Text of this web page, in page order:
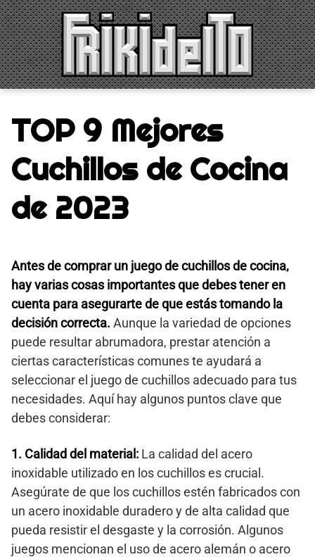
Saltar
al
contenido
TOP 9 Mejores
Cuchillos de Cocina
de 2023
Antes de comprar un juego de cuchillos de cocina,
hay varias cosas importantes que debes tener en
cuenta para asegurarte de que estás tomando la
decisión correcta. Aunque la variedad de opciones
puede resultar abrumadora, prestar atención a
ciertas características comunes te ayudará a
seleccionar el juego de cuchillos adecuado para tus
necesidades. Aquí hay algunos puntos clave que
debes considerar:
1. Calidad del material: La calidad del acero
inoxidable utilizado en los cuchillos es crucial.
Asegúrate de que los cuchillos estén fabricados con
un acero inoxidable duradero y de alta calidad que
pueda resistir el desgaste y la corrosión. Algunos
juegos mencionan el uso de acero alemán o acero